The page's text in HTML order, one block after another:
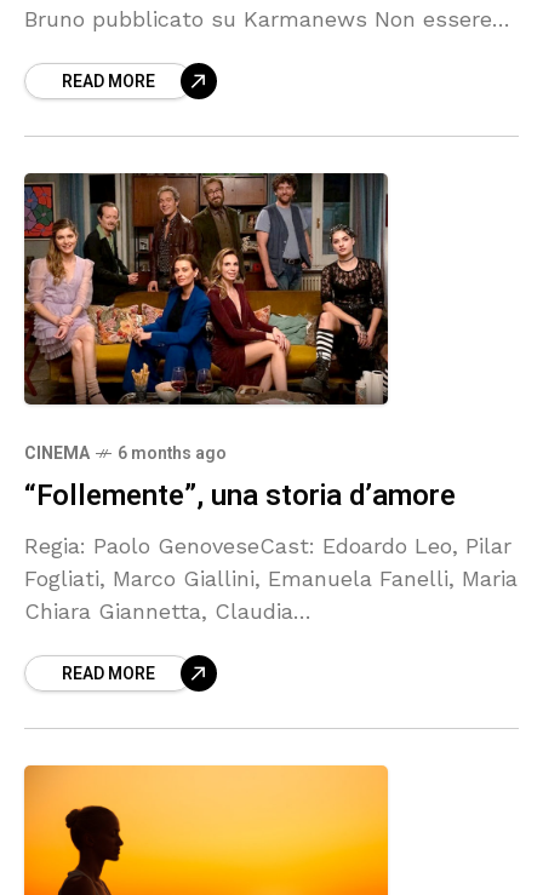
Bruno pubblicato su Karmanews Non essere
READ MORE
CINEMA 6 months ago
“Follemente”, una storia d’amore
Regia: Paolo GenoveseCast: Edoardo Leo, Pilar
Fogliati, Marco Giallini, Emanuela Fanelli, Maria
Chiara Giannetta, Claudia
Italia 2025Genere: CommediaDurata: 97 minuti
READ MORE